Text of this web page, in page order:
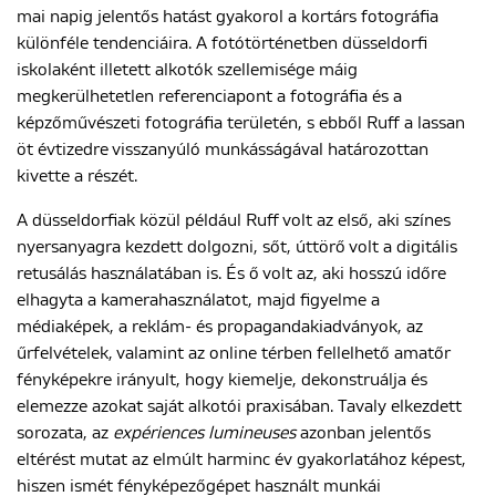
mai napig jelentős hatást gyakorol a kortárs fotográfia
különféle tendenciáira. A fotótörténetben düsseldorfi
iskolaként illetett alkotók szellemisége máig
megkerülhetetlen referenciapont a fotográfia és a
képzőművészeti fotográfia területén, s ebből Ruff a lassan
öt évtizedre visszanyúló munkásságával határozottan
kivette a részét.
A düsseldorfiak közül például Ruff volt az első, aki színes
nyersanyagra kezdett dolgozni, sőt, úttörő volt a digitális
retusálás használatában is. És ő volt az, aki hosszú időre
elhagyta a kamerahasználatot, majd figyelme a
médiaképek, a reklám- és propagandakiadványok, az
űrfelvételek, valamint az online térben fellelhető amatőr
fényképekre irányult, hogy kiemelje, dekonstruálja és
elemezze azokat saját alkotói praxisában. Tavaly elkezdett
sorozata, az expériences lumineusesazonban jelentős
eltérést mutat az elmúlt harminc év gyakorlatához képest,
hiszen ismét fényképezőgépet használt munkái